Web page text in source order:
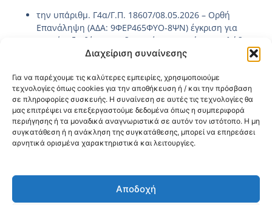
Διαχείριση συναίνεσης
Για να παρέχουμε τις καλύτερες εμπειρίες, χρησιμοποιούμε
τεχνολογίες όπως cookies για την αποθήκευση ή / και την πρόσβαση
σε πληροφορίες συσκευής. Η συναίνεση σε αυτές τις τεχνολογίες θα
μας επιτρέψει να επεξεργαστούμε δεδομένα όπως η συμπεριφορά
περιήγησης ή τα μοναδικά αναγνωριστικά σε αυτόν τον ιστότοπο. Η μη
συγκατάθεση ή η ανάκληση της συγκατάθεσης, μπορεί να επηρεάσει
αρνητικά ορισμένα χαρακτηριστικά και λειτουργίες.
Αποδοχή
την υπ΄αριθμ. Γ4α/Γ.Π. 18607/08.05.2026 – Ορθή
Επανάληψη (ΑΔΑ: 9ΦΕΡ465ΦΥΟ-8ΨΝ) έγκριση για
προκήρυξη θέσεων ειδικευμένων ιατρών του κλάδου
Αναλυτικά_07-07-2026
την υπ΄αριθ. Γ4α/Γ.Π. 29105/26.06.2026 -Ορθή
Επανάληψη (ΑΔΑ : ΡΚΓΗ465ΦΥΟ-ΜΩΙ) έγκριση για
προκήρυξη θέσεων ειδικευμένων ιατρών του κλάδου
Ε.Σ.Υ.
@2026 3ype.gr All rights reserved